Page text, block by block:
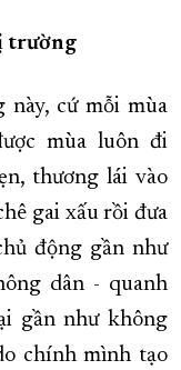
trường
này, cứ mỗi mùa
mùa luôn đi
thương lái vào
gai xấu rồi đưa
động gần như
dân - quanh
gần như không
chính mình tạo